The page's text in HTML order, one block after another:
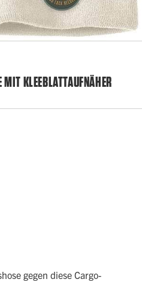
MIT KLEEBLATTAUFNÄHER
gegen diese Cargo-